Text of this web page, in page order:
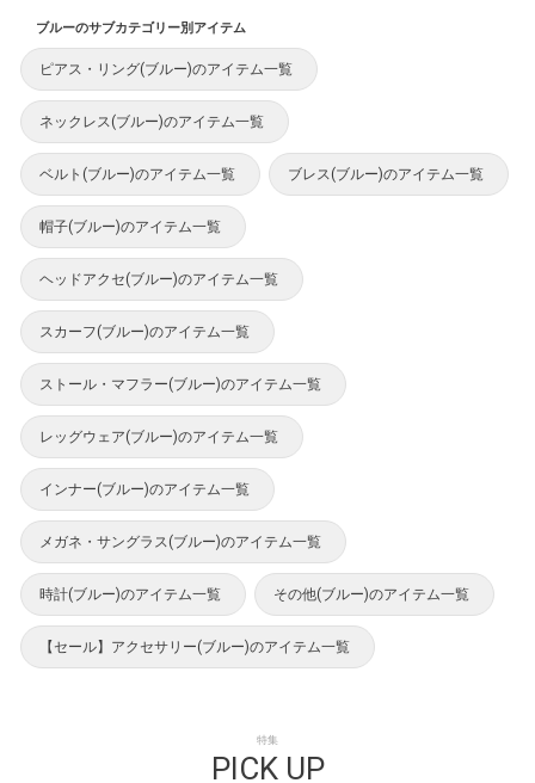
ブルーのサブカテゴリー別アイテム
ピアス・リング(ブルー)のアイテム一覧
ネックレス(ブルー)のアイテム一覧
ベルト(ブルー)のアイテム一覧 ブレス(ブルー)のアイテム一覧
帽子(ブルー)のアイテム一覧
ヘッドアクセ(ブルー)のアイテム一覧
スカーフ(ブルー)のアイテム一覧
ストール・マフラー(ブルー)のアイテム一覧
レッグウェア(ブルー)のアイテム一覧
インナー(ブルー)のアイテム一覧
メガネ・サングラス(ブルー)のアイテム一覧
時計(ブルー)のアイテム一覧 その他(ブルー)のアイテム一覧
【セール】アクセサリー(ブルー)のアイテム一覧
特集
PICK UP